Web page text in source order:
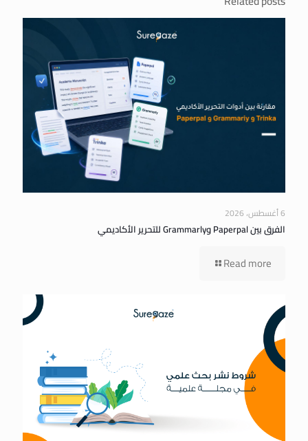
6 أغسطس، 2026
الفرق بين Paperpal وGrammarly للتحرير الأكاديمي
Read more